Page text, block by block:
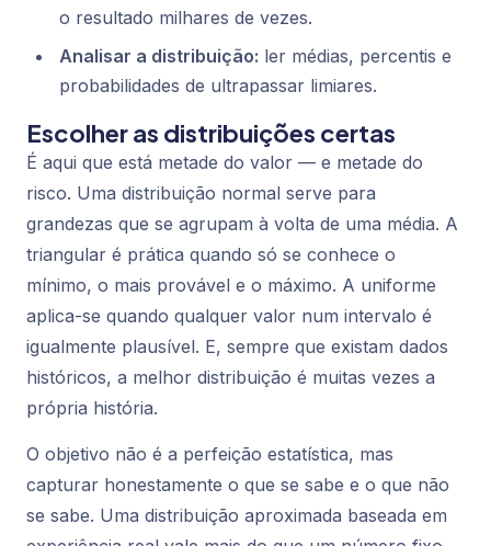
o resultado milhares de vezes.
Analisar a distribuição: ler médias, percentis e
probabilidades de ultrapassar limiares.
Escolher as distribuições certas
É aqui que está metade do valor — e metade do
risco. Uma distribuição normal serve para
grandezas que se agrupam à volta de uma média. A
triangular é prática quando só se conhece o
mínimo, o mais provável e o máximo. A uniforme
aplica-se quando qualquer valor num intervalo é
igualmente plausível. E, sempre que existam dados
históricos, a melhor distribuição é muitas vezes a
própria história.
O objetivo não é a perfeição estatística, mas
capturar honestamente o que se sabe e o que não
se sabe. Uma distribuição aproximada baseada em